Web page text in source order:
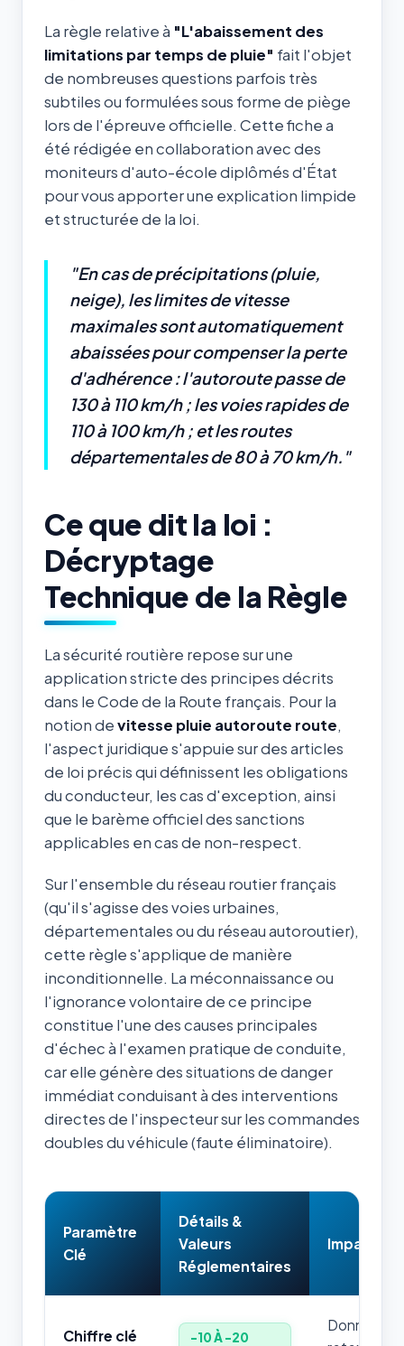
La règle relative à "L'abaissement des
limitations par temps de pluie" fait l'objet
de nombreuses questions parfois très
subtiles ou formulées sous forme de piège
lors de l'épreuve officielle. Cette fiche a
été rédigée en collaboration avec des
moniteurs d'auto-école diplômés d'État
pour vous apporter une explication limpide
et structurée de la loi.
"En cas de précipitations (pluie,
neige), les limites de vitesse
maximales sont automatiquement
abaissées pour compenser la perte
d'adhérence : l'autoroute passe de
130 à 110 km/h ; les voies rapides de
110 à 100 km/h ; et les routes
départementales de 80 à 70 km/h."
Ce que dit la loi :
Décryptage
Technique de la Règle
La sécurité routière repose sur une
application stricte des principes décrits
dans le Code de la Route français. Pour la
notion devitesse pluie autoroute route,
l'aspect juridique s'appuie sur des articles
de loi précis qui définissent les obligations
du conducteur, les cas d'exception, ainsi
que le barème officiel des sanctions
applicables en cas de non-respect.
Sur l'ensemble du réseau routier français
(qu'il s'agisse des voies urbaines,
départementales ou du réseau autoroutier),
cette règle s'applique de manière
inconditionnelle. La méconnaissance ou
l'ignorance volontaire de ce principe
constitue l'une des causes principales
d'échec à l'examen pratique de conduite,
car elle génère des situations de danger
immédiat conduisant à des interventions
directes de l'inspecteur sur les commandes
doubles du véhicule (faute éliminatoire).
Paramètre
Clé
Détails &
Valeurs
Réglementaires
Impact &
Chiffre clé -10 À -20
Donnée